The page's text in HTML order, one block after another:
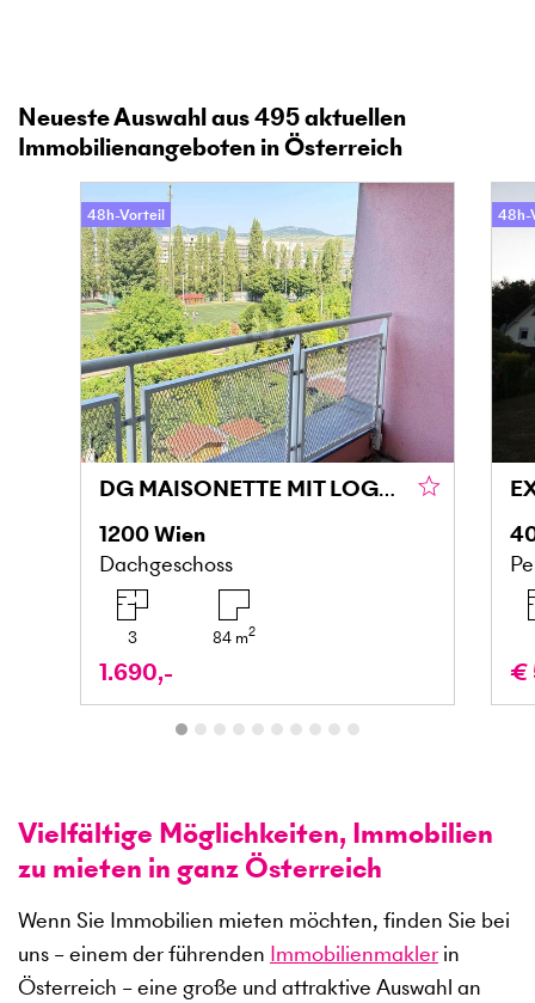
Neueste Auswahl aus495aktuellen
Immobilienangeboten in Österreich
48h-Vorteil
DG MAISONETTE MIT LOGGIA UND GRÜNBLICK IN DONAU NÄHE
1200Wien
Dachgeschoss
3 84m2
1.690,-
48h-
€
Vielfältige Möglichkeiten, Immobilien
zu mieten in ganz Österreich
Wenn Sie Immobilien mieten möchten, finden Sie bei
uns – einem der führenden Immobilienmakler in
Österreich – eine große und attraktive Auswahl an